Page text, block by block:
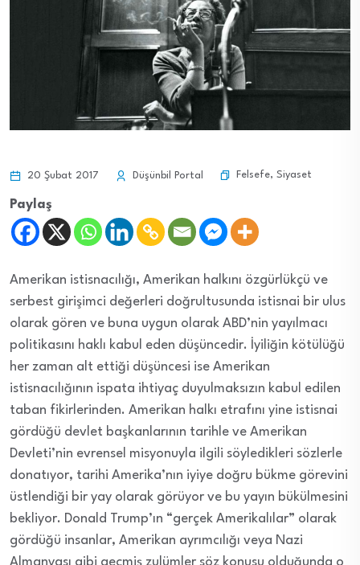
20 Şubat 2017 Düşünbil Portal Felsefe, Siyaset
Paylaş
Amerikan istisnacılığı, Amerikan halkını özgürlükçü ve
serbest girişimci değerleri doğrultusunda istisnai bir ulus
olarak gören ve buna uygun olarak ABD’nin yayılmacı
politikasını haklı kabul eden düşüncedir. İyiliğin kötülüğü
her zaman alt ettiği düşüncesi ise Amerikan
istisnacılığının ispata ihtiyaç duyulmaksızın kabul edilen
taban fikirlerinden. Amerikan halkı etrafını yine istisnai
gördüğü devlet başkanlarının tarihle ve Amerikan
Devleti’nin evrensel misyonuyla ilgili söyledikleri sözlerle
donatıyor, tarihi Amerika’nın iyiye doğru bükme görevini
üstlendiği bir yay olarak görüyor ve bu yayın bükülmesini
bekliyor. Donald Trump’ın “gerçek Amerikalılar” olarak
gördüğü insanlar, Amerikan ayrımcılığı veya Nazi
Almanyası gibi geçmiş zulümler söz konusu olduğunda o